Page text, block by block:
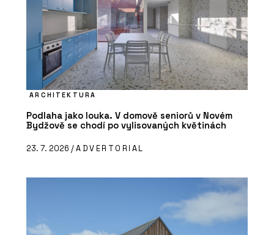
ARCHITEKTURA
Podlaha jako louka. V domově seniorů v Novém
Bydžově se chodí po vylisovaných květinách
23. 7. 2026 /ADVERTORIAL